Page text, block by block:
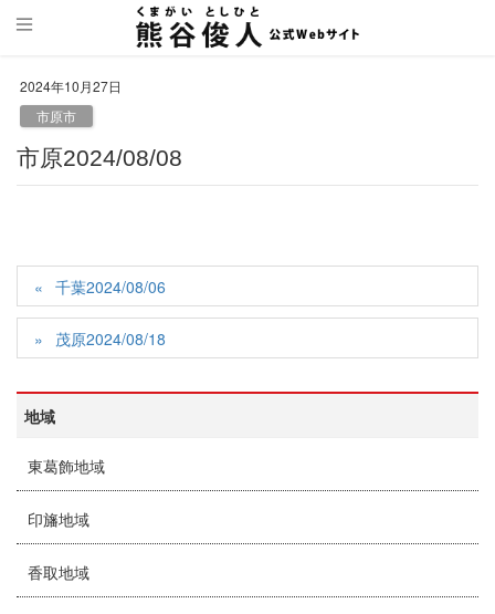
2024年10月27日
市原市
市原2024/08/08
千葉2024/08/06
茂原2024/08/18
地域
東葛飾地域
印旛地域
香取地域